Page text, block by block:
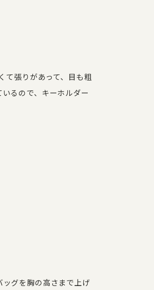
て張りがあって、目も粗
るので、キーホルダー
グを胸の高さまで上げ